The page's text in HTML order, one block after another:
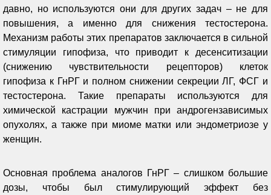
давно, но используются они для других задач – не для
повышения, а именно для снижения тестостерона.
Механизм работы этих препаратов заключается в сильной
стимуляции гипофиза, что приводит к десенситизации
(снижению чувствительности рецепторов) клеток
гипофиза к ГнРГ и полном снижении секреции ЛГ, ФСГ и
тестостерона. Такие препараты используются для
химической кастрации мужчин при андрогензависимых
опухолях, а также при миоме матки или эндометриозе у
женщин.
Основная проблема аналогов ГнРГ – слишком большие
дозы, чтобы был стимулирующий эффект без